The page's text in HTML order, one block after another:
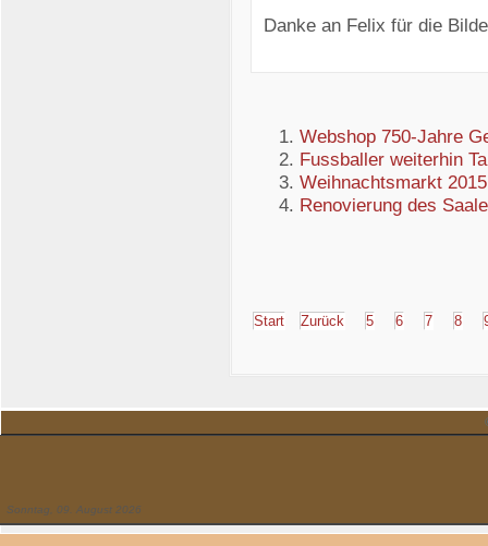
Danke an Felix für die
Webshop 750-Jahre
Fussballer weiterhin
Weihnachtsmarkt 2015
Renovierung des
Start Zurück 5 6 7 8
Sonntag, 09. August 2026